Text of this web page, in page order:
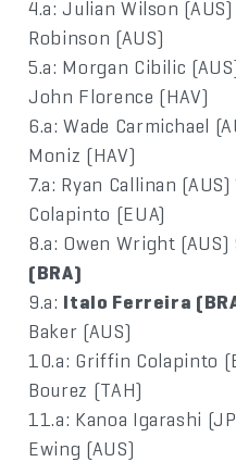
4.a: Julian Wilson
Robinson (AUS)
5.a: Morgan Cibilic
John Florence (HAV)
6.a: Wade Carmichael
Moniz (HAV)
7.a: Ryan Callinan
Colapinto (EUA)
8.a: Owen Wright
(BRA)
9.a: Italo Ferreira
Baker (AUS)
10.a: Griffin Colapinto
Bourez (TAH)
11.a: Kanoa Igarashi
Ewing (AUS)